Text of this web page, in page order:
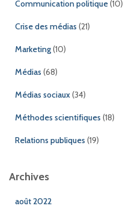
Communication politique(10)
Crise des médias (21)
Marketing(10)
Médias (68)
Médias sociaux(34)
Méthodes scientifiques (18)
Relations publiques (19)
Archives
août 2022